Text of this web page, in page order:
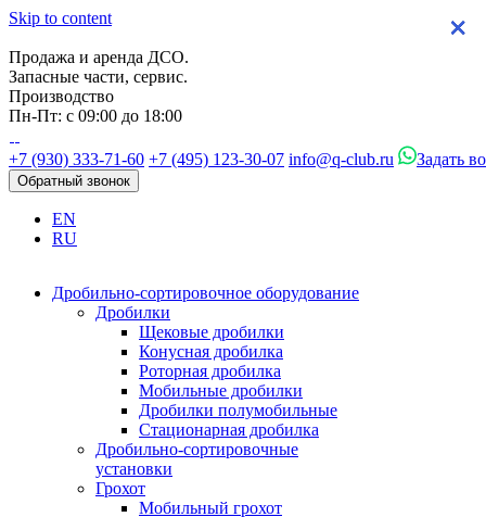
Skip to content
Продажа и аренда ДСО.
Запасные части, сервис.
Производство
Пн-Пт: с 09:00 до 18:00
+7 (930) 333-71-60 +7 (495) 123-30-07 info@q-club.ru Задать
Обратный звонок
EN
RU
Дробильно-сортировочное оборудование
Дробилки
Щековые дробилки
Конусная дробилка
Роторная дробилка
Мобильные дробилки
Дробилки полумобильные
Стационарная дробилка
Дробильно-сортировочные
установки
Грохот
Мобильный грохот
×
×
×
×